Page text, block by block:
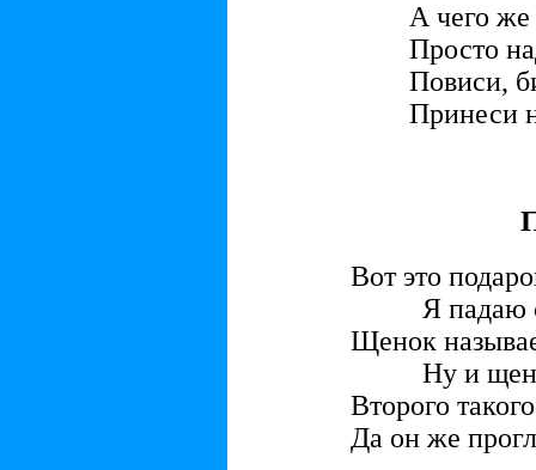
А чего же
Просто
Повиси,
Принеси
Вот это
Я падаю с
Щенок
Ну и
Второго
Да он же